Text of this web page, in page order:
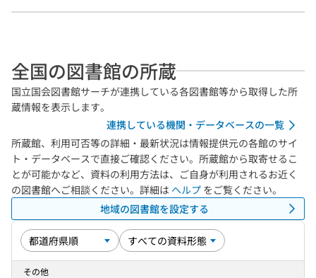
全国の図書館の所蔵
国立国会図書館サーチが連携している各図書館等から取得した所
蔵情報を表示します。
連携している機関・データベースの一覧
所蔵館、利用可否等の詳細・最新状況は情報提供元の各館のサイ
ト・データベースで直接ご確認ください。所蔵館から取寄せるこ
とが可能かなど、資料の利用方法は、ご自身が利用されるお近く
の図書館へご相談ください。詳細は ヘルプ をご覧ください。
地域の図書館を設定する
その他